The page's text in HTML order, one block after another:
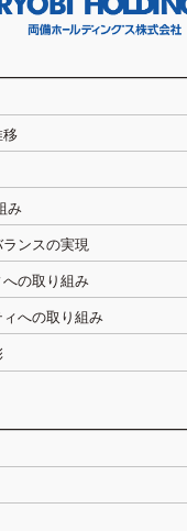
移
み
ンスの実現
の取り組み
への取り組み